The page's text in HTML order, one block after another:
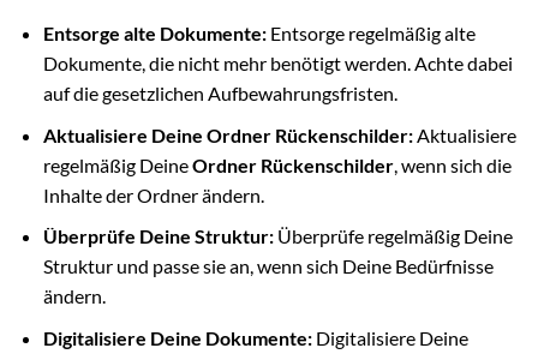
Entsorge alte Dokumente:Entsorge regelmäßig alte
Dokumente, die nicht mehr benötigt werden. Achte dabei
auf die gesetzlichen Aufbewahrungsfristen.
Aktualisiere Deine Ordner Rückenschilder:Aktualisiere
regelmäßig DeineOrdner Rückenschilder, wenn sich die
Inhalte der Ordner ändern.
Überprüfe Deine Struktur:Überprüfe regelmäßig Deine
Struktur und passe sie an, wenn sich Deine Bedürfnisse
ändern.
Digitalisiere Deine Dokumente:Digitalisiere Deine